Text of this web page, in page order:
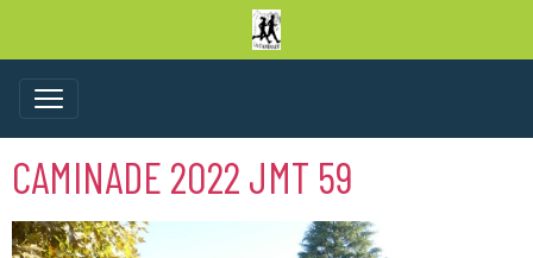
CAMINADE 2022 JMT 59